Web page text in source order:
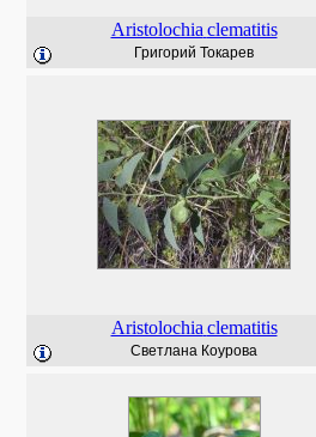
Aristolochia clematitis
Григорий Токарев
Aristolochia clematitis
Светлана Коурова